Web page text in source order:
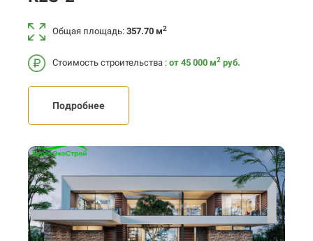
Общая площадь: 357.70 м2
Стоимость строительства : от 45 000 м2 руб.
Подробнее